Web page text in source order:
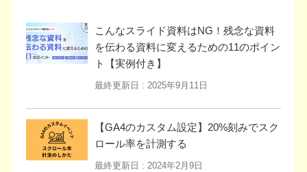
こんなスライド資料はNG！残念な資料
を伝わる資料に変えるための11のポイン
ト【実例付き】
最終更新日 : 2025年9月11日
【GA4のカスタム設定】20%刻みでスク
ロール率を計測する
最終更新日 : 2024年2月9日